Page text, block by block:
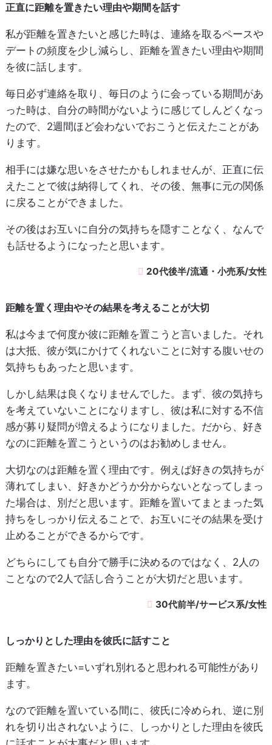
正直に距離を置きたい理由や期間を話す
私が距離を置きたいと感じた時は、連絡を取るペースや
デートの頻度を少し減らし、距離を置きたい理由や期間
を彼に話します。
毎日必ず連絡を取り、毎日のように会っている期間があ
った時は、自分の時間がないように感じてしんどくなっ
たので、2週間ほど会わないでおこうと伝えたことがあ
ります。
相手には嫌な思いをさせたかもしれませんが、正直に伝
えたことで彼は納得してくれ、その後、無事に元の関係
に戻ることができました。
その後はお互いに自分の気持ちを隠すことなく、なんで
も話せるようになったと思います。
20代後半/流通・小売系/女性
距離を置く理由やその結果を考えることが大切
私は今まで何度か彼に距離を置こうと言いました。それ
は大抵、彼が気にかけてくれないことに対する腹いせの
気持ちもあったと思います。
しかし結果は良くなりませんでした。まず、彼の気持ち
を考えていないことになりますし、彼は私に対する不信
感が募り疑問が増えるようになりました。だから、好き
なのに距離を置こうというのはお勧めしません。
大切なのは距離を置く理由です。例えば好きの気持ちが
薄れてしまい、好きかどうか分からないとなってしまっ
た場合は、別だと思います。距離を置いてまとまった気
持ちをしっかり伝えることで、お互いにその結果を受け
止めることができるからです。
どちらにしても自分で勝手に決めるのではなく、2人の
ことなので2人で話し合うことが大切だと思います。
30代前半/サービス系/女性
しっかりとした理由を彼氏に話すこと
距離を置きたい=いずれ別れると思われる可能性があり
ます。
なので距離を置いている間に、彼氏に冷められ、逆に別
れを切り出されないように、しっかりとした理由を彼氏